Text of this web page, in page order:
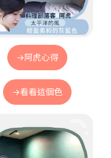
→阿虎心得
→看看這個色